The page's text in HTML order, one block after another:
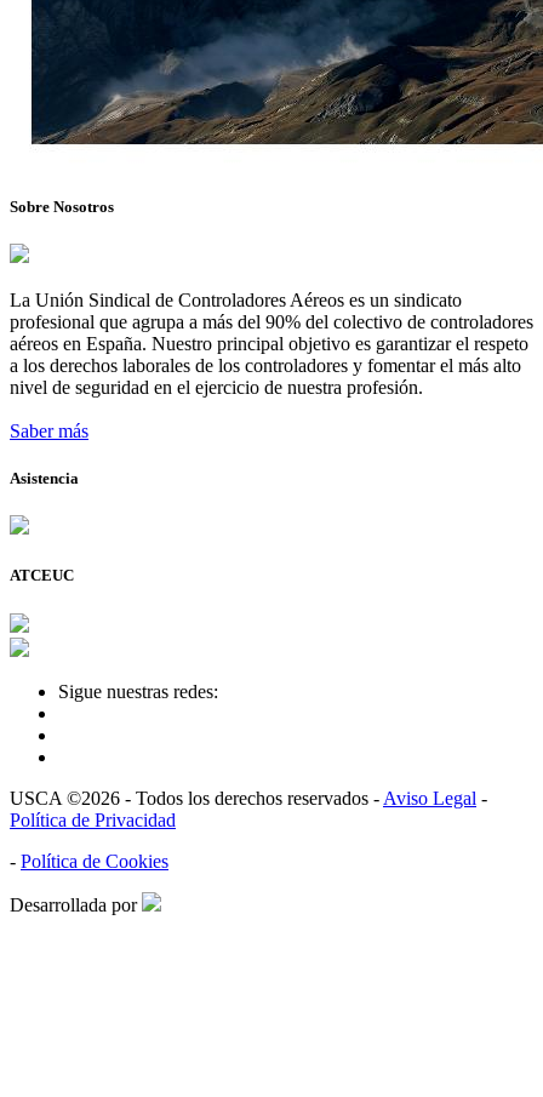
Sobre Nosotros
La Unión Sindical de Controladores Aéreos es un sindicato
profesional que agrupa a más del 90% del colectivo de controladores
aéreos en España. Nuestro principal objetivo es garantizar el respeto
a los derechos laborales de los controladores y fomentar el más alto
nivel de seguridad en el ejercicio de nuestra profesión.
Saber más
Asistencia
ATCEUC
Sigue nuestras redes:
USCA ©2026 - Todos los derechos reservados - Aviso Legal -
Política de Privacidad
- Política de Cookies
Desarrollada por